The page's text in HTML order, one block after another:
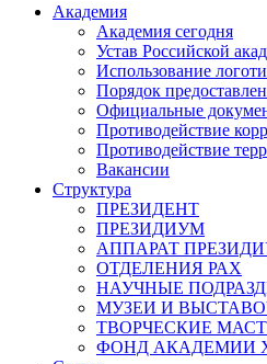
Академия
Академия сегодня
Устав Российской
Использование
Порядок
Официальные
Противодействие
Противодействие
Вакансии
Структура
ПРЕЗИДЕНТ
ПРЕЗИДИУМ
АППАРАТ
ОТДЕЛЕНИЯ РАХ
НАУЧНЫЕ
МУЗЕИ И
ТВОРЧЕСКИЕ
ФОНД АКАДЕМИИ